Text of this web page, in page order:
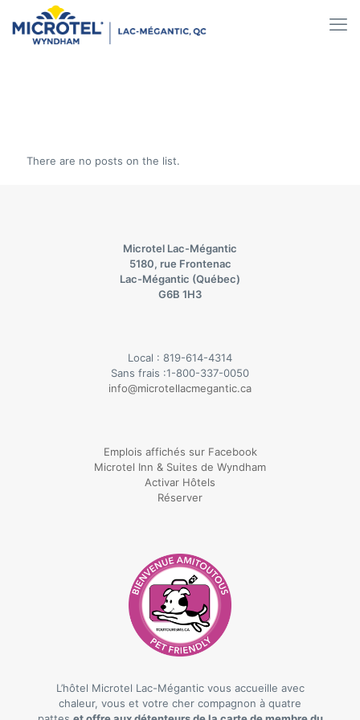
There are no posts on the list.
Microtel Lac-Mégantic
5180, rue Frontenac
Lac-Mégantic (Québec)
G6B 1H3
Local : 819-614-4314
Sans frais :1-800-337-0050
info@microtellacmegantic.ca
Emplois affichés sur Facebook
Microtel Inn & Suites de Wyndham
Activar Hôtels
Réserver
L’hôtel Microtel Lac-Mégantic vous accueille avec
chaleur, vous et votre cher compagnon à quatre